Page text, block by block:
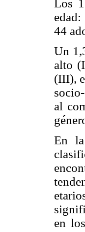
Los
44
Un
alto
(III),
al
En la
en